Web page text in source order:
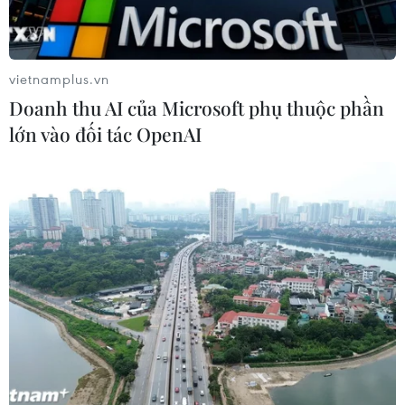
Hàng loạt sự kiện nổi
bật tại Festival Biển Khánh Hòa năm
2026
17/07/2026 02:41
Lễ hội Yến sào Khánh Hòa tôn vinh
16/07/2026 13:49
Đội Bồ Đào Nha xuất sắc giành ngôi
quán quân Lễ hội Pháo hoa Quốc tế
Đà Nẵng
11/07/2026 15:40
vietnamplus.vn
Doanh thu AI của Microsoft phụ thuộc phần
lớn vào đối tác OpenAI